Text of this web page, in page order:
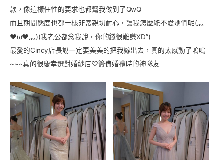
款，像這樣任性的要求也都幫我做到了QwQ
而且期間態度也都一樣非常親切耐心，讓我怎麼能不愛她們呢(灬
♥ω♥灬)(我老公都念我說，你的錢很難賺XD”)
最愛的Cindy店長說一定要美美的把我嫁出去，真的太感動了嗚嗚
~~~真的很慶幸選對婚紗店♡籌備婚禮時的神隊友